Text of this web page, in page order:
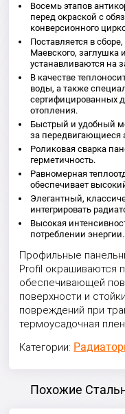
Восемь этапов
перед окраской с
конверсионного
Поставляется в
Маевского, заглушка
устанавливаются на
В качестве
воды, а также
сертифицированных
отопления.
Быстрый и удобный
за передвигающиеся
Роликовая сварка
герметичность.
Равномерная
обеспечивает
Элегантный,
интегрировать
Высокая
потреблении энергии.
Профильные
Profil окрашиваются
обеспечивающей
поверхности и
повреждений при
термоусадочная
Категории:
Похожие